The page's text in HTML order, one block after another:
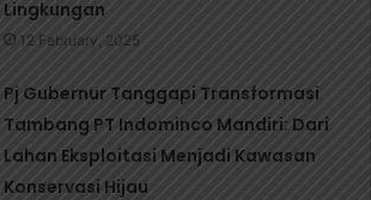
Lingkungan
12 February, 2025
Pj Gubernur Tanggapi Transformasi
Tambang PT Indominco Mandiri: Dari
Lahan Eksploitasi Menjadi Kawasan
Konservasi Hijau